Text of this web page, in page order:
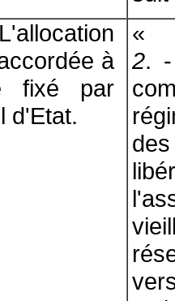
L'allocation
à
fixé par
d'Etat.
2.